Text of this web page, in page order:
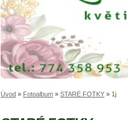
Úvod » Fotoalbum » STARÉ FOTKY » 1j